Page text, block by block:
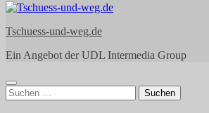
Tschuess-und-weg.de
Ein Angebot der UDL Intermedia Group
Suchen
nach: